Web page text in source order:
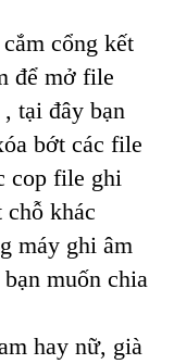
cổng kết
để mở file
tại đây bạn
bớt các file
cop file ghi
chỗ khác
máy ghi âm
muốn chia
hay nữ, già